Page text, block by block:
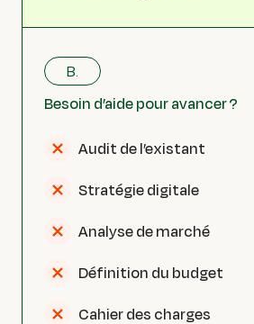
B.
Besoin d’aide pour avancer ?
Audit de l’existant
Stratégie digitale
Analyse de marché
Définition du budget
Cahier des charges